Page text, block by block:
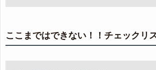
ここまではできない！！チェックリ